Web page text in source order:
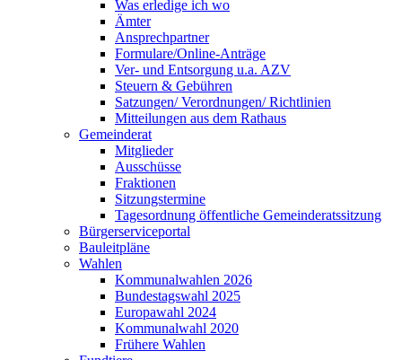
Was erledige ich wo
Ämter
Ansprechpartner
Formulare/Online-Anträge
Ver- und Entsorgung u.a. AZV
Steuern & Gebühren
Satzungen/ Verordnungen/ Richtlinien
Mitteilungen aus dem Rathaus
Gemeinderat
Mitglieder
Ausschüsse
Fraktionen
Sitzungstermine
Tagesordnung öffentliche Gemeinderatssitzung
Bürgerserviceportal
Bauleitpläne
Wahlen
Kommunalwahlen 2026
Bundestagswahl 2025
Europawahl 2024
Kommunalwahl 2020
Frühere Wahlen